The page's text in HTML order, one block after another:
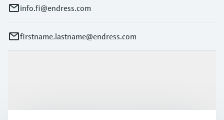
info.fi@endress.com
firstname.lastname@endress.com